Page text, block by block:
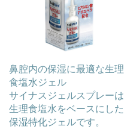
鼻腔内の保湿に最適な生理
食塩水ジェル
サイナスジェルスプレーは
生理食塩水をベースにした
保湿特化ジェルです。